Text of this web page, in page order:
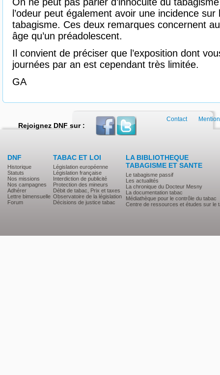
l’odeur peut également avoir une incidence
tabagisme. Ces deux remarques concernent
âge qu’un préadolescent.
Il convient de préciser que l’exposition dont
journées par an est cependant très limitée.
GA
Rejoignez DNF sur :
DNF
Historique
Statuts
Nos missions
Nos campagnes
Adhérer
Lettre bimensuelle
Forum
TABAC ET LOI
Législation européenne
Législation française
Interdiction de publicité
Protection des mineurs
Débit de tabac, Prix et taxes
Observatoire de la législation
Décisions de justice tabac
LA BIBLIOTHEQUE
TABAGISME ET SANTE
Le tabagisme passif
Les actualités
La chronique du Docteur Mesny
La documentation tabac
Médiathèque pour le contrôle du tabac
Centre de ressources et études sur le
Contact